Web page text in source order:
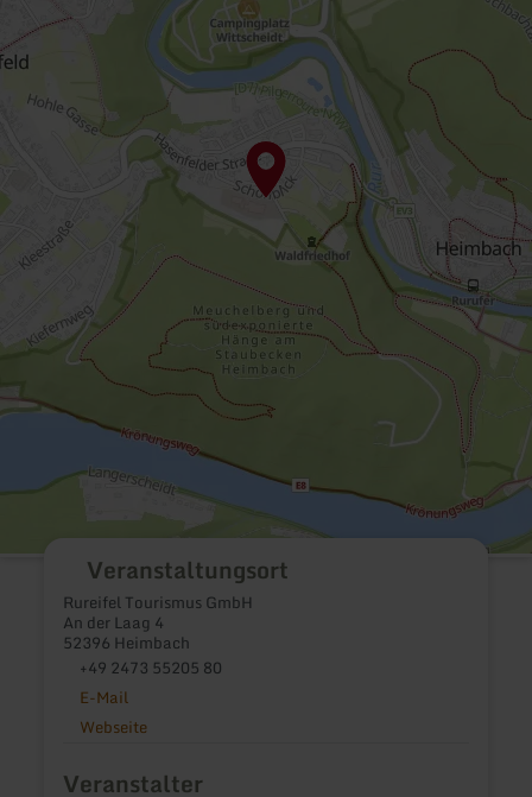
Veranstaltungsort
Rureifel Tourismus GmbH
An der Laag 4
52396 Heimbach
+49 2473 55205 80
E-Mail
Webseite
Veranstalter